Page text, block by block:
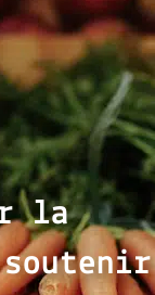
la